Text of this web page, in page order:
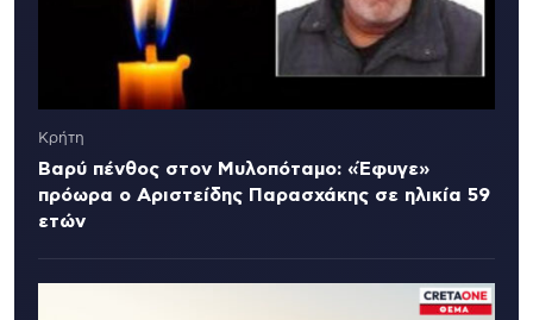
Κρήτη
Βαρύ πένθος στον Μυλοπόταμο: «Έφυγε»
πρόωρα ο Αριστείδης Παρασχάκης σε ηλικία 59
ετών